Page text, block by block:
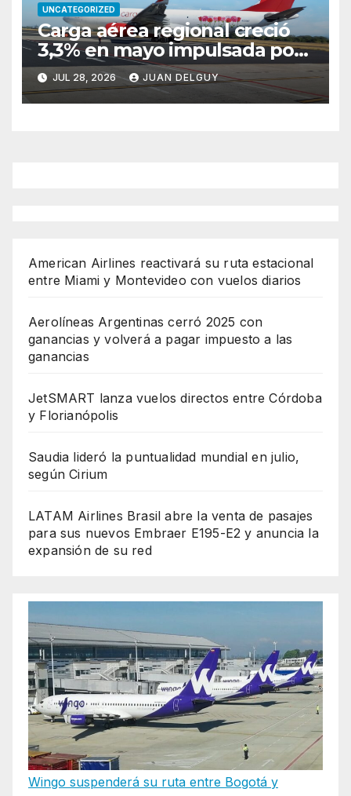
UNCATEGORIZED
Carga aérea regional creció
3,3% en mayo impulsada por
Brasil y Colombia
JUL 28, 2026 JUAN DELGUY
American Airlines reactivará su ruta estacional
entre Miami y Montevideo con vuelos diarios
Aerolíneas Argentinas cerró 2025 con
ganancias y volverá a pagar impuesto a las
ganancias
JetSMART lanza vuelos directos entre Córdoba
y Florianópolis
Saudia lideró la puntualidad mundial en julio,
según Cirium
LATAM Airlines Brasil abre la venta de pasajes
para sus nuevos Embraer E195-E2 y anuncia la
expansión de su red
Wingo suspenderá su ruta entre Bogotá y